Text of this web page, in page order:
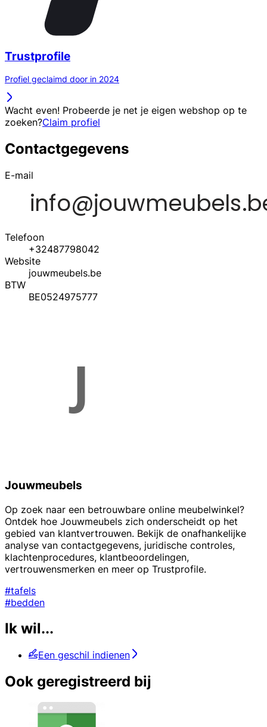
Trustprofile
Profiel geclaimd door in 2024
Wacht even! Probeerde je net je eigen webshop op te
zoeken?Claim profiel
Contactgegevens
E-mail
Telefoon
+32487798042
Website
jouwmeubels.be
BTW
BE0524975777
Jouwmeubels
Op zoek naar een betrouwbare online meubelwinkel?
Ontdek hoe Jouwmeubels zich onderscheidt op het
gebied van klantvertrouwen. Bekijk de onafhankelijke
analyse van contactgegevens, juridische controles,
klachtenprocedures, klantbeoordelingen,
vertrouwensmerken en meer op Trustprofile.
#tafels
#bedden
Ik wil...
Een geschil indienen
Ook geregistreerd bij